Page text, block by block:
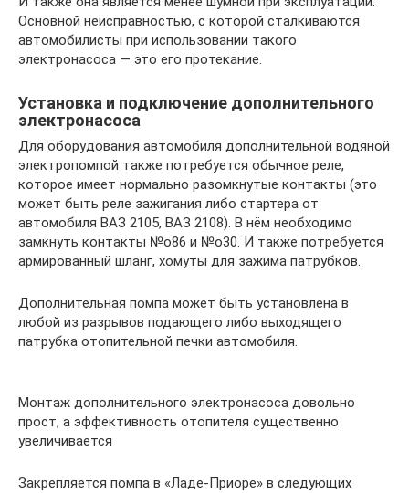
Основной неисправностью, с которой сталкиваются
автомобилисты при использовании такого
электронасоса — это его протекание.
Установка и подключение дополнительного
электронасоса
Для оборудования автомобиля дополнительной водяной
электропомпой также потребуется обычное реле,
которое имеет нормально разомкнутые контакты (это
может быть реле зажигания либо стартера от
автомобиля ВАЗ 2105, ВАЗ 2108). В нём необходимо
замкнуть контакты №o86 и №o30. И также потребуется
армированный шланг, хомуты для зажима патрубков.
Дополнительная помпа может быть установлена в
любой из разрывов подающего либо выходящего
патрубка отопительной печки автомобиля.
Монтаж дополнительного электронасоса довольно
прост, а эффективность отопителя существенно
увеличивается
Закрепляется помпа в «Ладе-Приоре» в следующих